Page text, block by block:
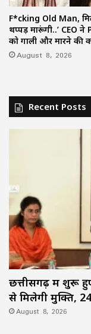
F*cking Old Man,
थप्पड़ मारूंगी..’ CEO ने
को गाली और मारने की
August 8, 2026
Recent Posts
छत्तीसगढ़ में शुरू
से मिलेगी मुक्ति,
August 8, 2026